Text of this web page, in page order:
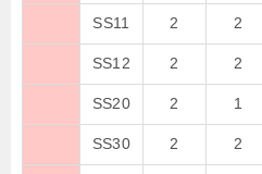
SS11 2 2
SS12 2 2
SS20 2 1
SS30 2 2